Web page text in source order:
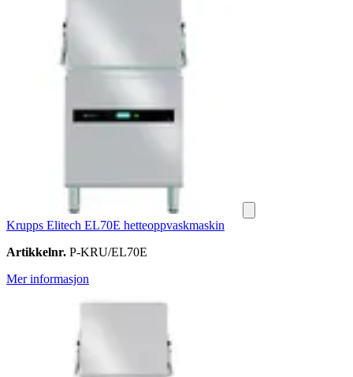
Krupps Elitech EL70E hetteoppvaskmaskin
Artikkelnr. P-KRU/EL70E
Mer informasjon